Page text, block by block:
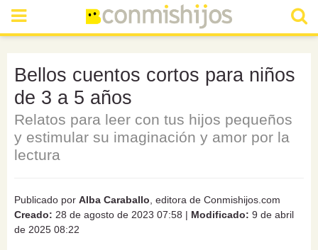
Bellos cuentos cortos para niños
de 3 a 5 años
Relatos para leer con tus hijos pequeños
y estimular su imaginación y amor por la
lectura
Publicado por Alba Caraballo , editora de Conmishijos.com
Creado: 28 de agosto de 2023 07:58 | Modificado: 9 de abril
de 2025 08:22